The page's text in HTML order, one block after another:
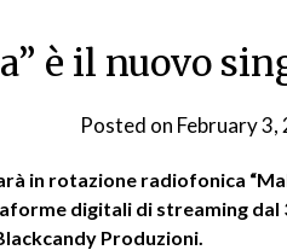
è il nuovo
Posted on February 3,
in rotazione radiofonica
digitali di streaming dal
Produzioni.